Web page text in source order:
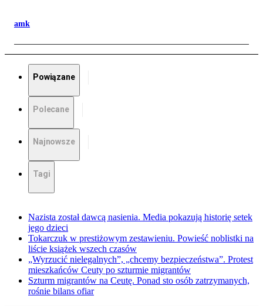
amk
Powiązane
Polecane
Najnowsze
Tagi
Nazista został dawcą nasienia. Media pokazują historię setek
jego dzieci
Tokarczuk w prestiżowym zestawieniu. Powieść noblistki na
liście książek wszech czasów
„Wyrzucić nielegalnych”, „chcemy bezpieczeństwa”. Protest
mieszkańców Ceuty po szturmie migrantów
Szturm migrantów na Ceutę. Ponad sto osób zatrzymanych,
rośnie bilans ofiar